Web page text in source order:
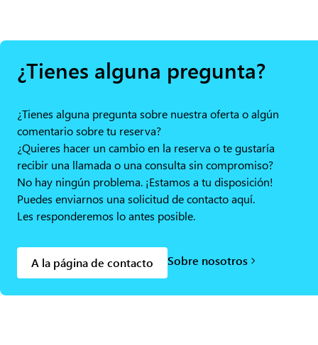
¿Tienes alguna pregunta?
¿Tienes alguna pregunta sobre nuestra oferta o algún
comentario sobre tu reserva?
¿Quieres hacer un cambio en la reserva o te gustaría
recibir una llamada o una consulta sin compromiso?
No hay ningún problema. ¡Estamos a tu disposición!
Puedes enviarnos una solicitud de contacto aquí.
Les responderemos lo antes posible.
A la página de contacto Sobre nosotros